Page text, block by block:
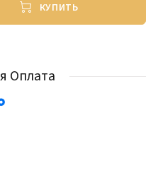
КУПИТЬ
Оплата